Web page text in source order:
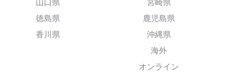
山口県
徳島県
香川県
宮崎県
鹿児島県
沖縄県
海外
オンライン